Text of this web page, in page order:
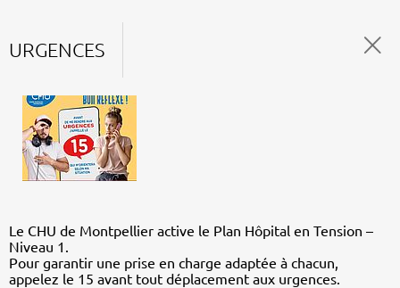
URGENCES
Le CHU de Montpellier active le Plan Hôpital en Tension –
Niveau 1.
Pour garantir une prise en charge adaptée à chacun,
appelez le 15 avant tout déplacement aux urgences.